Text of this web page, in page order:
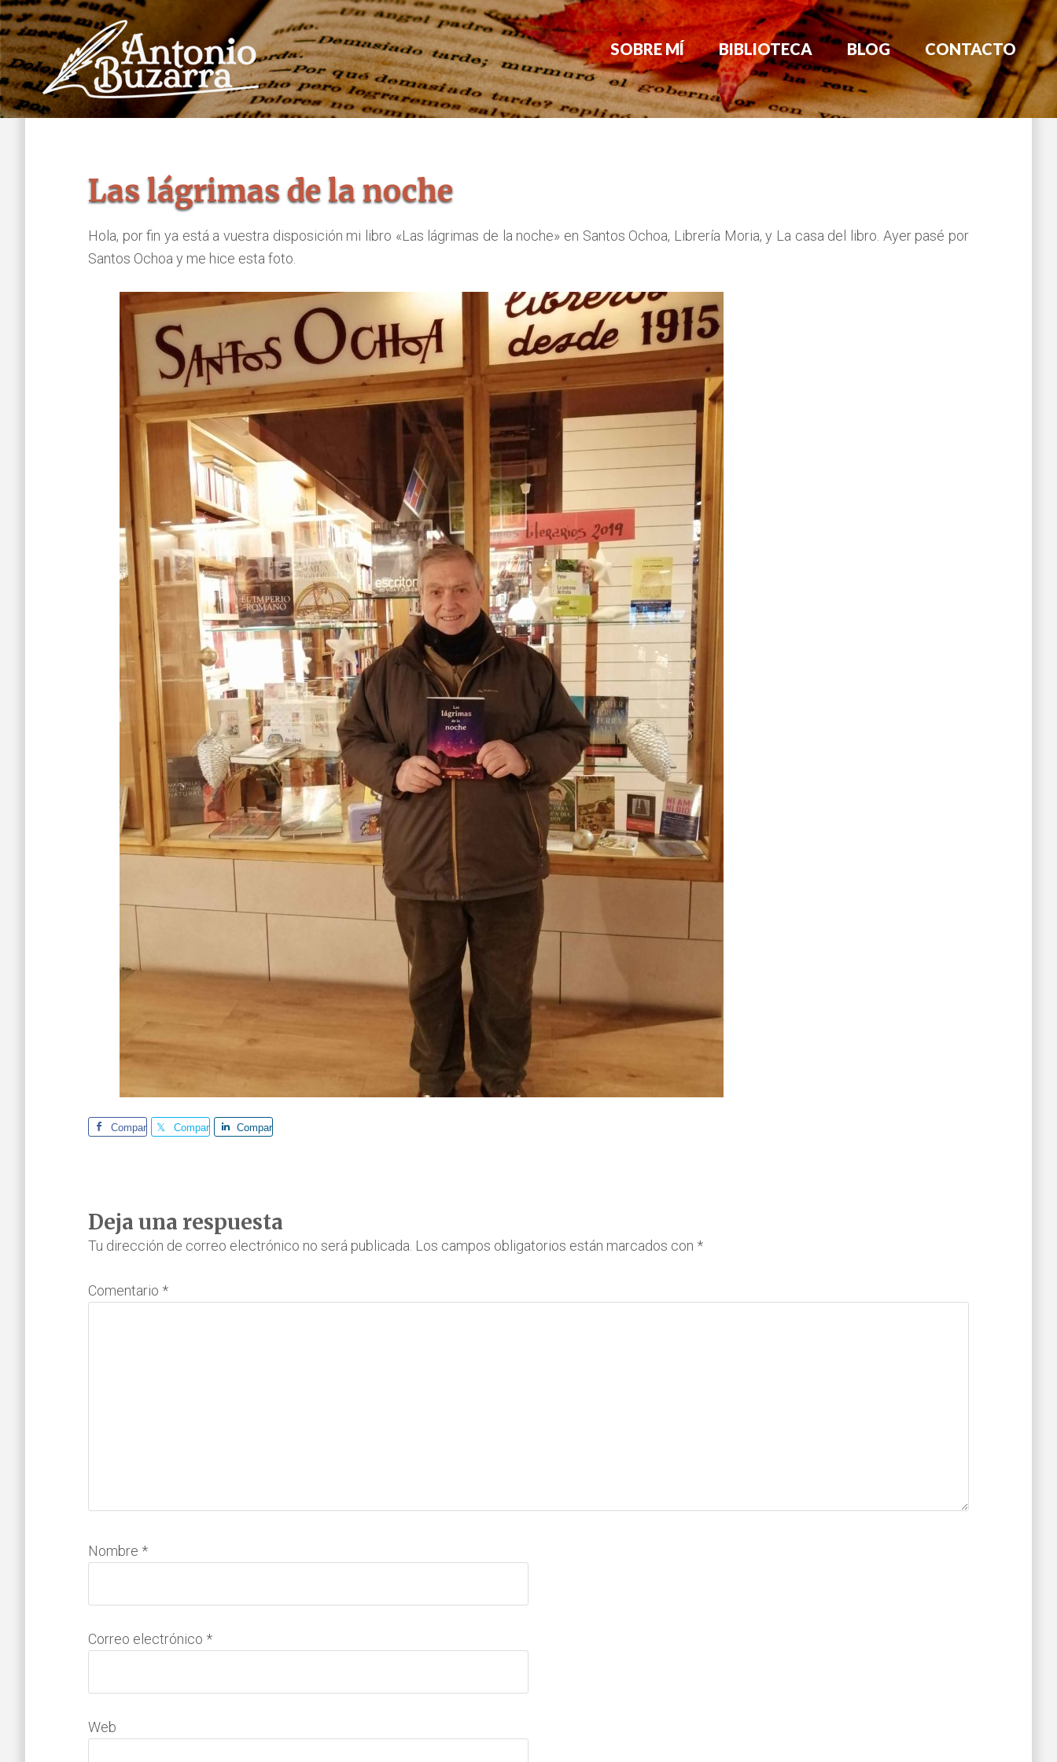
Saltar
al
contenido
principal
Saltar
al
pie
de
página
SOBRE MÍ BIBLIOTECA BLOG CONTACTO
Las lágrimas de la noche
Hola, por fin ya está a vuestra disposición mi libro «Las lágrimas de la noche» en Santos Ochoa, Librería Moria, y La casa del libro. Ayer pasé por
Santos Ochoa y me hice esta foto.
Comparte Comparte Comparte
Interacciones
lectores
Deja una respuesta
Tu dirección de correo electrónico no será publicada. Los campos obligatorios están marcados con *
Comentario *
Nombre *
Correo electrónico *
Web